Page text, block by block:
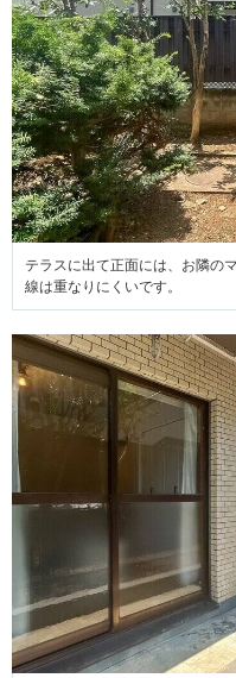
テラスに出て正面には、お隣の
線は重なりにくいです。